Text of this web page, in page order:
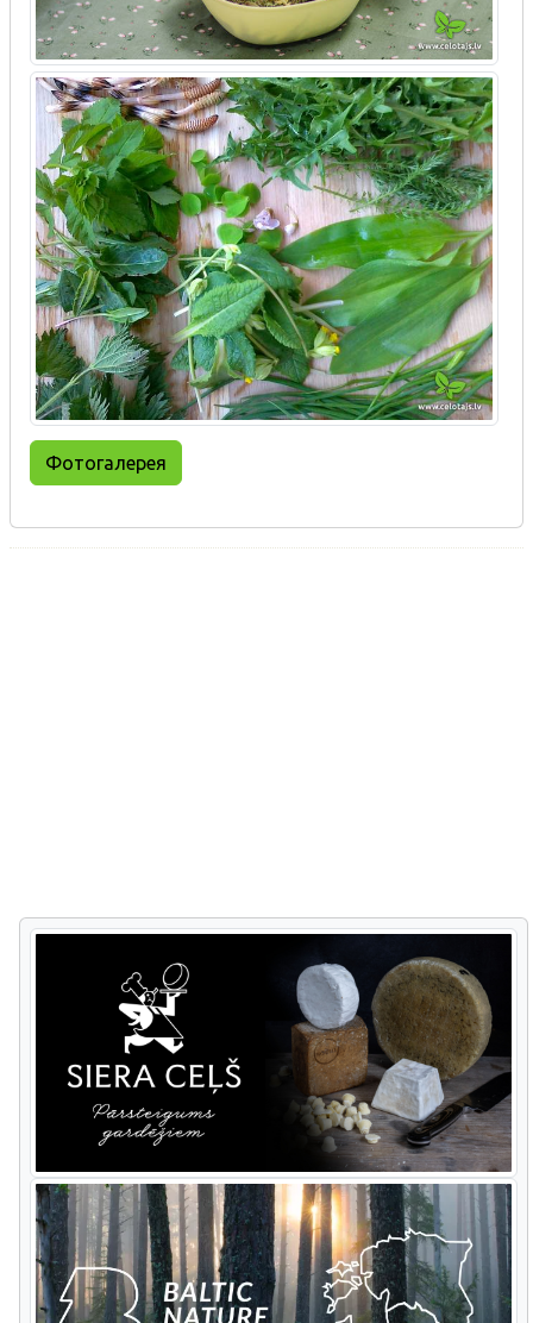
Фотогалерея